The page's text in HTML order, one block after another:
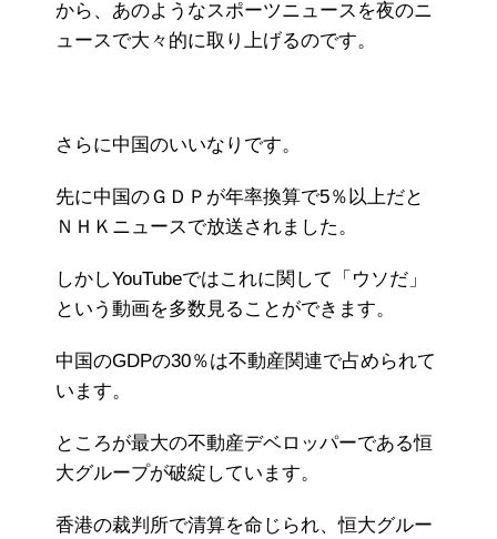
から、あのようなスポーツニュースを夜のニ
ュースで大々的に取り上げるのです。
さらに中国のいいなりです。
先に中国のＧＤＰが年率換算で5％以上だと
ＮＨＫニュースで放送されました。
しかしYouTubeではこれに関して「ウソだ」
という動画を多数見ることができます。
中国のGDPの30％は不動産関連で占められて
います。
ところが最大の不動産デベロッパーである恒
大グループが破綻しています。
香港の裁判所で清算を命じられ、恒大グルー